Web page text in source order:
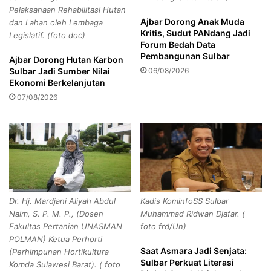
j
u
k
n
S
e
k
o
r
K
a
u
t
a
n
o
v
S
l
b
r
B
P
P
D
S
i
a
p
M
e
n
Pelaksanaan Rehabilitasi Hutan
dan Lahan oleh Lembaga
Legislatif. (foto doc)
Ajbar Dorong Hutan Karbon
Sulbar Jadi Sumber Nilai
Ekonomi Berkelanjutan
07/08/2026
Ajbar Dorong Anak Muda
Kritis, Sudut PANdang Jadi
Forum Bedah Data
Pembangunan Sulbar
06/08/2026
Dr. Hj. Mardjani Aliyah Abdul
Naim, S. P. M. P., (Dosen
Fakultas Pertanian UNASMAN
POLMAN) Ketua Perhorti
(Perhimpunan Hortikultura
Komda Sulawesi Barat). ( foto
Kadis KominfoSS Sulbar
Muhammad Ridwan Djafar. (
foto frd/Un)
Saat Asmara Jadi Senjata:
Sulbar Perkuat Literasi